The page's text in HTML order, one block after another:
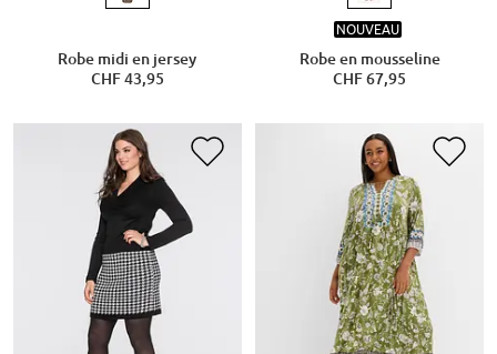
Robe midi en jersey
CHF 43,95
NOUVEAU
Robe en mousseline
CHF 67,95